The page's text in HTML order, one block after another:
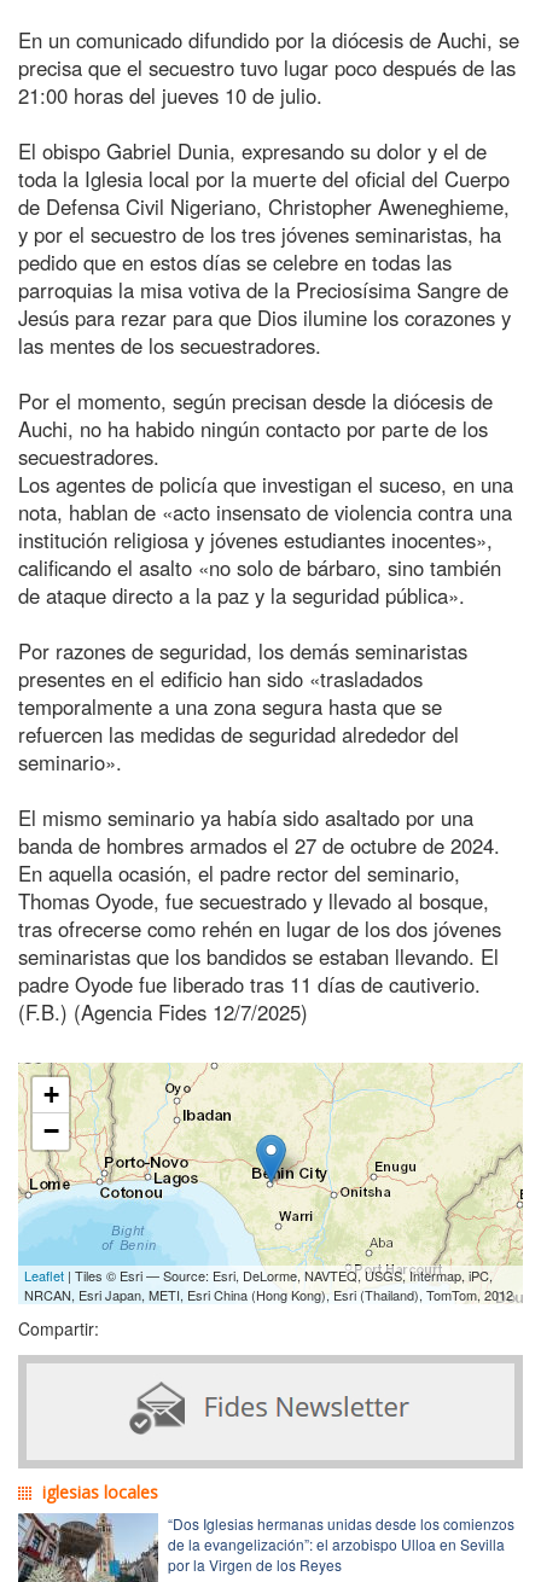
En un comunicado difundido por la diócesis de Auchi, se
precisa que el secuestro tuvo lugar poco después de las
21:00 horas del jueves 10 de julio.
El obispo Gabriel Dunia, expresando su dolor y el de
toda la Iglesia local por la muerte del oficial del Cuerpo
de Defensa Civil Nigeriano, Christopher Aweneghieme,
y por el secuestro de los tres jóvenes seminaristas, ha
pedido que en estos días se celebre en todas las
parroquias la misa votiva de la Preciosísima Sangre de
Jesús para rezar para que Dios ilumine los corazones y
las mentes de los secuestradores.
Por el momento, según precisan desde la diócesis de
Auchi, no ha habido ningún contacto por parte de los
secuestradores.
Los agentes de policía que investigan el suceso, en una
nota, hablan de «acto insensato de violencia contra una
institución religiosa y jóvenes estudiantes inocentes»,
calificando el asalto «no solo de bárbaro, sino también
de ataque directo a la paz y la seguridad pública».
Por razones de seguridad, los demás seminaristas
presentes en el edificio han sido «trasladados
temporalmente a una zona segura hasta que se
refuercen las medidas de seguridad alrededor del
seminario».
El mismo seminario ya había sido asaltado por una
banda de hombres armados el 27 de octubre de 2024.
En aquella ocasión, el padre rector del seminario,
Thomas Oyode, fue secuestrado y llevado al bosque,
tras ofrecerse como rehén en lugar de los dos jóvenes
seminaristas que los bandidos se estaban llevando. El
padre Oyode fue liberado tras 11 días de cautiverio.
(F.B.) (Agencia Fides 12/7/2025)
+
−
Leaflet | Tiles © Esri — Source: Esri, DeLorme, NAVTEQ, USGS, Intermap, iPC,
NRCAN, Esri Japan, METI, Esri China (Hong Kong), Esri (Thailand), TomTom, 2012
Compartir:
iglesias locales
“Dos Iglesias hermanas unidas desde los comienzos
de la evangelización”: el arzobispo Ulloa en Sevilla
por la Virgen de los Reyes